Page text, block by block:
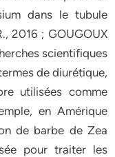
dans le tubule
2016 ; GOUGOUX
scientifiques
de diurétique,
utilisées comme
en Amérique
de barbe de Zea
pour traiter les